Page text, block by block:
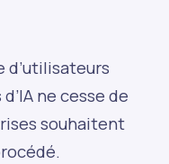
d’utilisateurs
ne cesse de
souhaitent